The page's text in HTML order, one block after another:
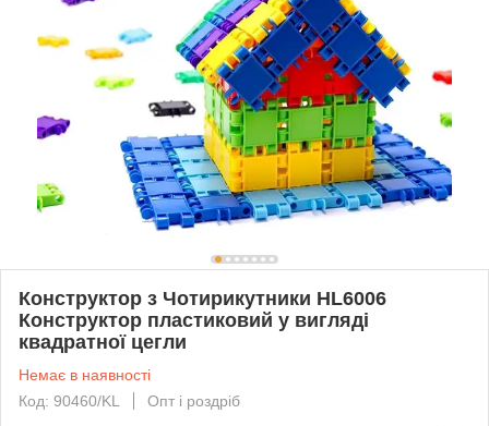
Конструктор з Чотирикутники HL6006
Конструктор пластиковий у вигляді
квадратної цегли
Немає в наявності
Код: 90460/KL
Опт і роздріб